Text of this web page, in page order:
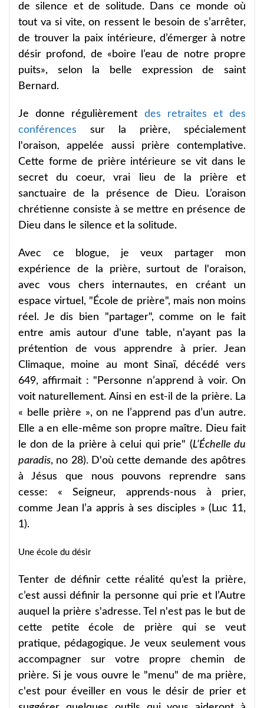
de silence et de solitude. Dans ce monde où
tout va si vite, on ressent le besoin de s’arrêter,
de trouver la paix intérieure, d’émerger à notre
désir profond, de «boire l’eau de notre propre
puits», selon la belle expression de saint
Bernard.
Je donne régulièrement des retraites et des
conférences sur la prière, spécialement
l'oraison, appelée aussi prière contemplative.
Cette forme de prière intérieure se vit dans le
secret du coeur, vrai lieu de la prière et
sanctuaire de la présence de Dieu. L’oraison
chrétienne consiste à se mettre en présence de
Dieu dans le silence et la solitude.
Avec ce blogue, je veux partager mon
expérience de la prière, surtout de l'oraison,
avec vous chers internautes, en créant un
espace virtuel, "École de prière", mais non moins
réel. Je dis bien "partager", comme on le fait
entre amis autour d'une table, n'ayant pas la
prétention de vous apprendre à prier. Jean
Climaque, moine au mont Sinaï, décédé vers
649, affirmait : "Personne n’apprend à voir. On
voit naturellement. Ainsi en est-il de la prière. La
« belle prière », on ne l’apprend pas d’un autre.
Elle a en elle-même son propre maître. Dieu fait
le don de la prière à celui qui prie" (L’Échelle du
paradis, no 28). D'où cette demande des apôtres
à Jésus que nous pouvons reprendre sans
cesse: « Seigneur, apprends-nous à prier,
comme Jean l’a appris à ses disciples » (Luc 11,
1).
Une école du désir
Tenter de définir cette réalité qu’est la prière,
c’est aussi définir la personne qui prie et l’Autre
auquel la prière s'adresse. Tel n'est pas le but de
cette petite école de prière qui se veut
pratique, pédagogique. Je veux seulement vous
accompagner sur votre propre chemin de
prière. Si je vous ouvre le "menu" de ma prière,
c'est pour éveiller en vous le désir de prier et